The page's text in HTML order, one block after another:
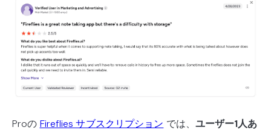
Proの Fireflies サブスクリプション では、 ユーザー1人あ